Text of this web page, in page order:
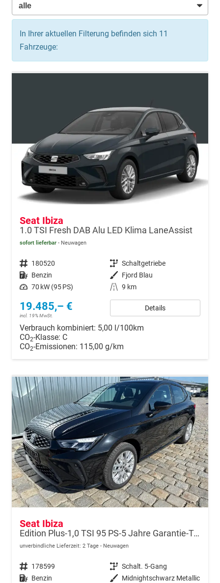
In Ihrer aktuellen Filterung befinden sich 11
Fahrzeuge:
Seat Ibiza
1.0 TSI Fresh DAB Alu LED Klima LaneAssist
sofort lieferbar Neuwagen
Fahrzeugnr. 180520 Getriebe Schaltgetriebe
Kraftstoff Benzin Außenfarbe Fjord Blau
Leistung 70 kW (95 PS) Kilometerstand 9 km
19.485,– €
incl. 19% MwSt.
Details
Verbrauch kombiniert: 5,00 l/100km
CO2-Klasse: C
CO2-Emissionen: 115,00 g/km
Seat Ibiza
Edition Plus-1,0 TSI 95 PS-5 Jahre Garantie-Tempomat ACC-LED-Winterpaket-16 Zoll-Sofort
unverbindliche Lieferzeit: 2 Tage Neuwagen
Fahrzeugnr. 178599 Getriebe Schalt. 5-Gang
Kraftstoff Benzin Außenfarbe Midnightschwarz Metallic